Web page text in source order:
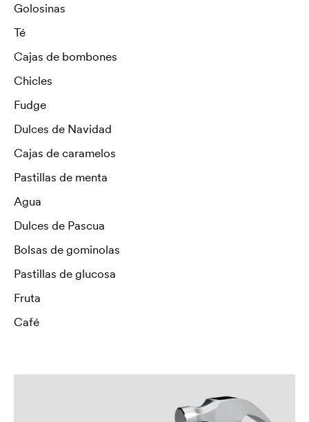
Golosinas
Té
Cajas de bombones
Chicles
Fudge
Dulces de Navidad
Cajas de caramelos
Pastillas de menta
Agua
Dulces de Pascua
Bolsas de gominolas
Pastillas de glucosa
Fruta
Café